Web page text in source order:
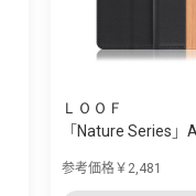
ＬＯＯＦ
「Nature Series」
参考価格￥2,481